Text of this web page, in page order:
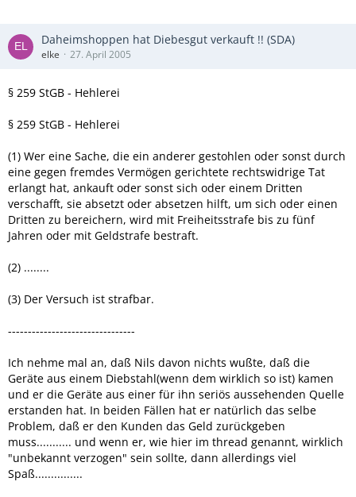
Daheimshoppen hat Diebesgut verkauft !! (SDA)
elke 27. April 2005
§ 259 StGB - Hehlerei
§ 259 StGB - Hehlerei
(1) Wer eine Sache, die ein anderer gestohlen oder sonst durch
eine gegen fremdes Vermögen gerichtete rechtswidrige Tat
erlangt hat, ankauft oder sonst sich oder einem Dritten
verschafft, sie absetzt oder absetzen hilft, um sich oder einen
Dritten zu bereichern, wird mit Freiheitsstrafe bis zu fünf
Jahren oder mit Geldstrafe bestraft.
(2) ........
(3) Der Versuch ist strafbar.
--------------------------------
Ich nehme mal an, daß Nils davon nichts wußte, daß die
Geräte aus einem Diebstahl(wenn dem wirklich so ist) kamen
und er die Geräte aus einer für ihn seriös aussehenden Quelle
erstanden hat. In beiden Fällen hat er natürlich das selbe
Problem, daß er den Kunden das Geld zurückgeben
muss........... und wenn er, wie hier im thread genannt, wirklich
"unbekannt verzogen" sein sollte, dann allerdings viel
Spaß...............